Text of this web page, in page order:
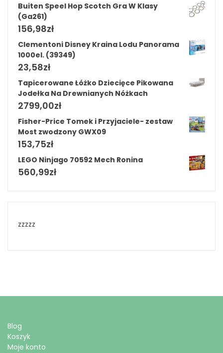
Buiten Speel Hop Scotch Gra W Klasy
(Ga261)
156,98zł
Clementoni Disney Kraina Lodu Panorama
1000el. (39349)
23,58zł
Tapicerowane Łóżko Dziecięce Pikowana
Jodełka Na Drewnianych Nóżkach
2799,00zł
Fisher-Price Tomek i Przyjaciele- zestaw
Most zwodzony GWX09
153,75zł
LEGO Ninjago 70592 Mech Ronina
560,99zł
zzzzz
Blog
Koszyk
Moje konto